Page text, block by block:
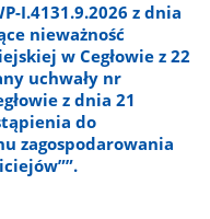
I.4131.9.2026 z dnia
nieważność
w Cegłowie z 22
uchwały nr
z dnia 21
do
zagospodarowania